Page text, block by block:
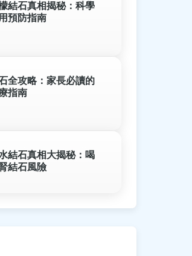
結石真相揭秘：科學
預防指南
全攻略：家長必讀的
指南
結石真相大揭秘：喝
結石風險